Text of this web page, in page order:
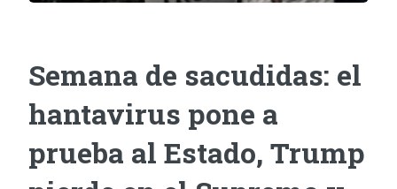
Semana de sacudidas: el
hantavirus pone a
prueba al Estado, Trump